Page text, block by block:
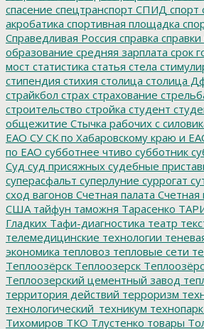
спасение спецтранспорт СПИД спорт
акробатика спортивная площадка
Справедливая Россия справка справки
образование средняя зарплата срок
мост статистика статья стела
стипендия стихия столица столица
страйкбол страх страхование
строительство стройка студент
общежитие Стычка рабочих с
ЕАО СУ СК по Хабаровскому краю и
по ЕАО субботнее чтиво субботник
Суд суд присяжных судебные
суперасфальт суперлуние суррогат
сход вагонов Счетная палата Счетная
США тайфун таможня Тарасенко
Гладких Тафи-диагностика театр
телемедицинские технологии
экономика тепловоз тепловые сети
Теплоозёрск Теплоозерск
Теплоозерский цементный завод
территория действий терроризм
технологический_техникум технопарк
Тихомиров ТКО Тлустенко товары